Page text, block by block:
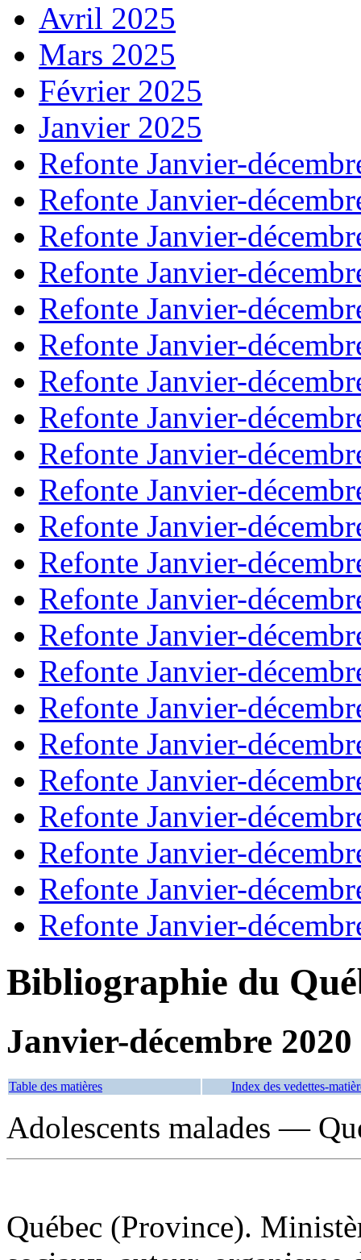
Avril 2025
Mars 2025
Février 2025
Janvier 2025
Refonte Janvier-
Refonte Janvier-
Refonte Janvier-
Refonte Janvier-
Refonte Janvier-
Refonte Janvier-
Refonte Janvier-
Refonte Janvier-
Refonte Janvier-
Refonte Janvier-
Refonte Janvier-
Refonte Janvier-
Refonte Janvier-
Refonte Janvier-
Refonte Janvier-
Refonte Janvier-
Refonte Janvier-
Refonte Janvier-
Refonte Janvier-
Refonte Janvier-
Refonte Janvier-
Refonte Janvier-
Bibliographie du
Janvier-décembre 2020
Table des matières Index des vedettes-
Adolescents malades —
Québec (Province).